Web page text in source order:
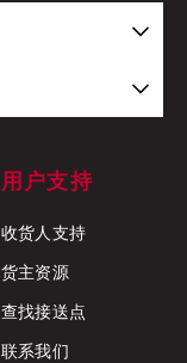
用户支持
收货人支持
货主资源
查找接送点
联系我们